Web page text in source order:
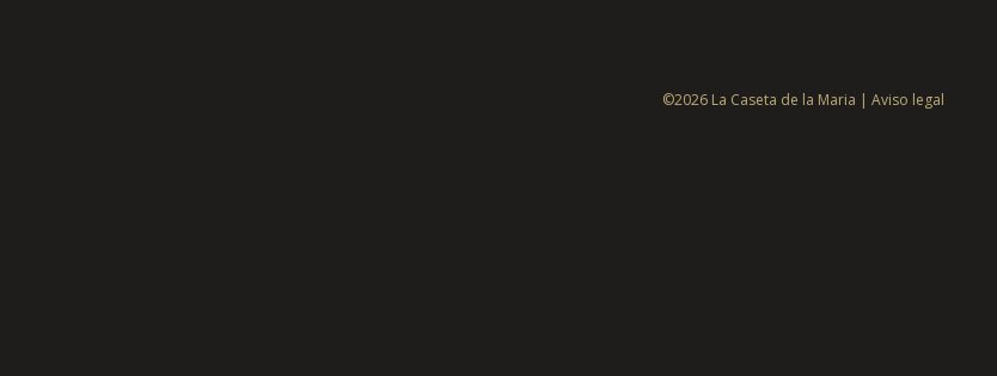
©2026 La Caseta de la Maria | Aviso legal